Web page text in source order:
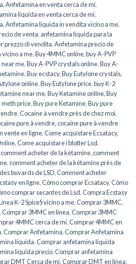
,Anfetamina en venta cerca de mí,
líquida en venta cerca de mí,
,Anfetamina liquida in vendita vicino a me,
de venta, anfetamina líquida para la
prezzo di vendita,Anfetamina precio de
a me,Buy 4MMC online,buy A-PVP
near me,Buy A-PVP crystals online,Buy A-
,Buy ecstacy,Buy Eutylone crystals,
online,Buy Eutylone price,buy K-2
near me,Buy Ketamine online,Buy
meth price,Buy pure Ketamine,Buy pure
,Cocaïne à vendre près de chez moi,
pure à vendre,cocaïne pure à vendre
vente en ligne,Come acquistare Ecsatacy,
,Come acquistare i blotter Lsd,
comment acheter de la kétamine,comment
,comment acheter de la kétamine près de
buvards de LSD,Comment acheter
en ligne,Cómo comprar Ecsatacy,Cómo
comprar secantes de Lsd,Compra Ecstasy
K-2 SpiceS vicino a me,Comprar 3MMC,
,Comprar 3MMC en línea,Comprar 3MMC
4MMC cerca de mí,Comprar 4MMC en
,Comprar Anfetamina,Comprar Anfetamina
líquida,Comprar anfetamina líquida
líquida precio,Comprar anfetamina
DMT Cerca de mí,Comprar DMT en línea,